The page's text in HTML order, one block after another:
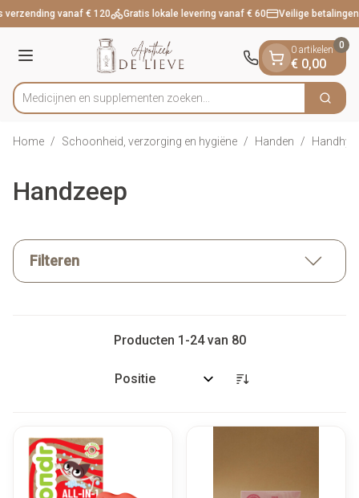
Ga naar de inhoud
1 van 1vanaf € 120 Gratis lokale levering vanaf € 60 Veilige betalingen
Menu
Product, merk, categorie...
Medicijnen en suppl Zoek
0 artikelen
€ 0,00
0
Home / Schoonheid, verzorging en hygiëne / Handen /
Handzeep
Filteren
Producten 1 -24van 80
Sorteer op: